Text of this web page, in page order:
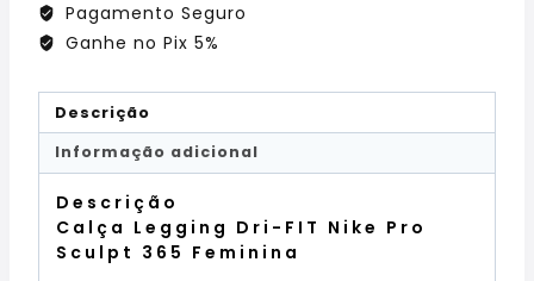
Pagamento Seguro
Ganhe no Pix 5%
Descrição
Informação adicional
Descrição
Calça Legging Dri-FIT Nike Pro
Sculpt 365 Feminina